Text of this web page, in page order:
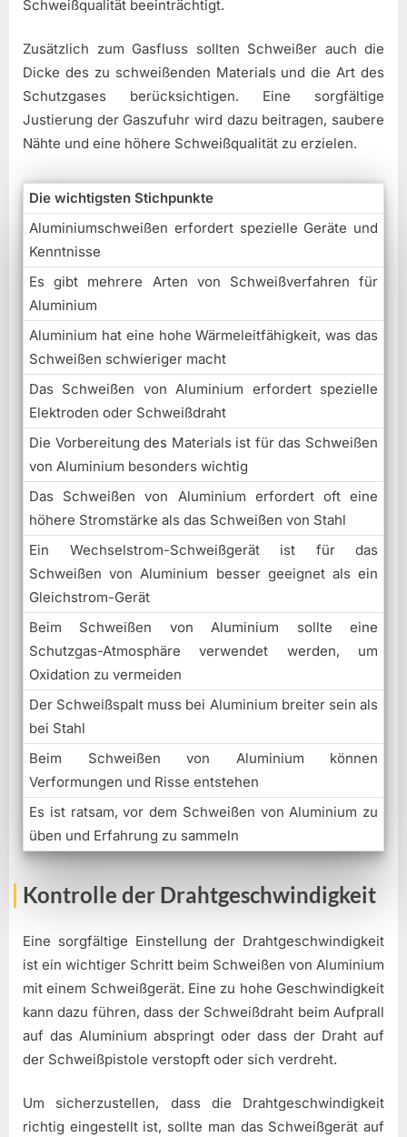
Schweißqualität beeinträchtigt.
Zusätzlich zum Gasfluss sollten Schweißer auch die
Dicke des zu schweißenden Materials und die Art des
Schutzgases berücksichtigen. Eine sorgfältige
Justierung der Gaszufuhr wird dazu beitragen, saubere
Nähte und eine höhere Schweißqualität zu erzielen.
Die wichtigsten Stichpunkte
Aluminiumschweißen erfordert spezielle Geräte und
Kenntnisse
Es gibt mehrere Arten von Schweißverfahren für
Aluminium
Aluminium hat eine hohe Wärmeleitfähigkeit, was das
Schweißen schwieriger macht
Das Schweißen von Aluminium erfordert spezielle
Elektroden oder Schweißdraht
Die Vorbereitung des Materials ist für das Schweißen
von Aluminium besonders wichtig
Das Schweißen von Aluminium erfordert oft eine
höhere Stromstärke als das Schweißen von Stahl
Ein Wechselstrom-Schweißgerät ist für das
Schweißen von Aluminium besser geeignet als ein
Gleichstrom-Gerät
Beim Schweißen von Aluminium sollte eine
Schutzgas-Atmosphäre verwendet werden, um
Oxidation zu vermeiden
Der Schweißspalt muss bei Aluminium breiter sein als
bei Stahl
Beim Schweißen von Aluminium können
Verformungen und Risse entstehen
Es ist ratsam, vor dem Schweißen von Aluminium zu
üben und Erfahrung zu sammeln
Kontrolle der Drahtgeschwindigkeit
Eine sorgfältige Einstellung der Drahtgeschwindigkeit
ist ein wichtiger Schritt beim Schweißen von Aluminium
mit einem Schweißgerät. Eine zu hohe Geschwindigkeit
kann dazu führen, dass der Schweißdraht beim Aufprall
auf das Aluminium abspringt oder dass der Draht auf
der Schweißpistole verstopft oder sich verdreht.
Um sicherzustellen, dass die Drahtgeschwindigkeit
richtig eingestellt ist, sollte man das Schweißgerät auf